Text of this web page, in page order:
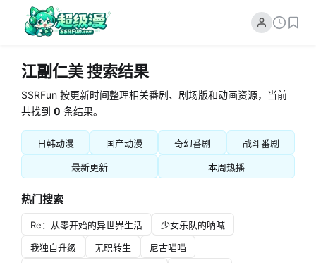
江副仁美 搜索结果
SSRFun 按更新时间整理相关番剧、剧场版和动画资源，当前
共找到 0 条结果。
日韩动漫 国产动漫 奇幻番剧 战斗番剧
最新更新 本周热播
热门搜索
Re：从零开始的异世界生活
少女乐队的呐喊
我独自升级
无职转生
尼古喵喵